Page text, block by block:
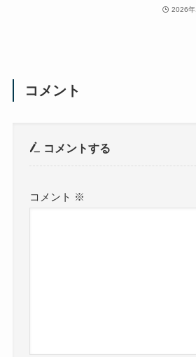
2026年
コメント
コメントする
コメント ※